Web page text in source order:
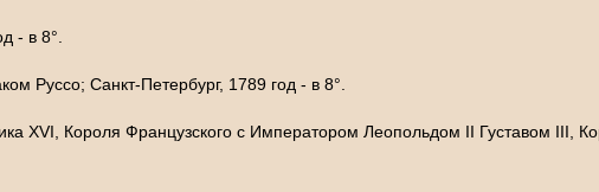
- в 8°.
Руссо; Санкт-Петербург, 1789 год - в 8°.
XVI, Короля Французского с Императором Леопольдом II Густавом III,